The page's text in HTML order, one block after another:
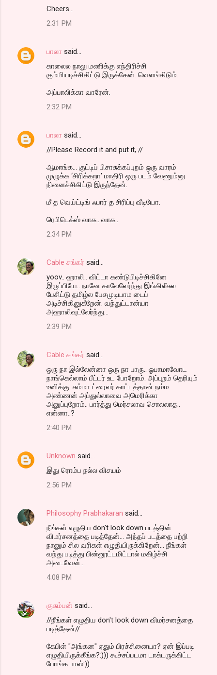
Cheers...
2:31 PM
பாலா said…
காலைல நாலு மணிக்கு எந்திரிச்சி
கும்மியடிச்சிகிட்டு இருக்கேன். வெளங்கிடும்.
அப்பாலிக்கா வாரேன்.
2:32 PM
பாலா said…
//Please Record it and put it, //
ஆமாங்க... குட்டிப் பிசாசுக்கப்புறம் ஒரு வாரம்
முழுக்க ‘சிரிக்கறா’ மாதிரி ஒரு படம் வேணும்னு
நினைச்சிகிட்டு இருந்தேன்.
மீ த வெய்ட்டிங் ஃபார் த சிரிப்பு வீடியோ.
ரெபிடெக்ஸ் வாக.. வாக..
2:34 PM
Cable சங்கர் said…
yoov.. ஹாலி.. விட்டா கண்டுபிடிச்சிகினே
இருப்பியே.. நானே காலேலேர்ந்து இங்கிலீசுல
பேசிட்டு தமிழ்ல பேசமுடியாம டைப்
அடிச்சிகினுகீறேன். வந்துட்டான்யா
அஹாலிவுட்லேர்ந்து...
2:39 PM
Cable சங்கர் said…
ஒரு நா இல்லேன்னா ஒரு நா பாரு.. ஓபாமாவோட
நாங்கெல்லாம் பீட்டர் உட போறோம். அப்புறம் தெரியும்
உனிக்கு. சும்மா ட்ரைலர் காட்டத்தான் நம்ம
அண்ணன் அப்துல்லாவை அமெரிக்கா
அனுப்புறோம்.. பார்த்து மெர்சலாவ சொலலாத..
என்னா..?
2:40 PM
Unknown said…
இது ரொம்ப நல்ல விசயம்
2:56 PM
Philosophy Prabhakaran said…
நீங்கள் எழுதிய don't look down படத்தின்
விமர்சனத்தை படித்தேன்... அந்தப் படத்தை பற்றி
நானும் சில வரிகள் எழுதியிருக்கிறேன்... நீங்கள்
வந்து படித்து பின்னூட்டமிட்டால் மகிழ்ச்சி
அடைவேன்...
4:08 PM
குசும்பன் said…
//நீங்கள் எழுதிய don't look down விமர்சனத்தை
படித்தேன்//
கேபிள் "அங்கன" ஏதும் பிரச்சினையா? ஏன் இப்படி
எழுதியிருக்கீங்க?:))) கூச்சப்படமா டாக்டருக்கிட்ட
போங்க பாஸ்:))